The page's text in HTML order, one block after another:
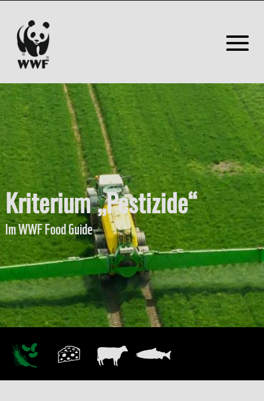
Kriterium „Pestizide“
Im WWF Food Guide